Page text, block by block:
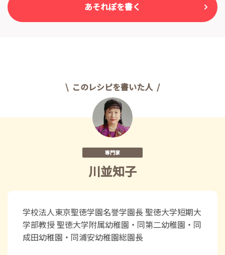
あそれぽを書く
このレシピを書いた人
専門家
川並知子
学校法人東京聖徳学園名誉学園長 聖徳大学短期大
学部教授 聖徳大学附属幼稚園・同第二幼稚園・同
成田幼稚園・同浦安幼稚園総園長